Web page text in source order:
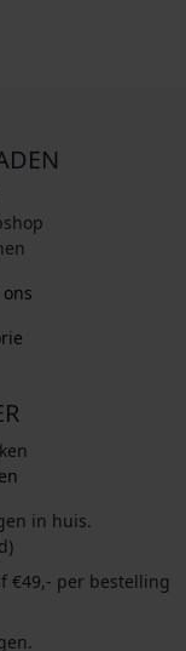
in huis.
€49,- per bestelling